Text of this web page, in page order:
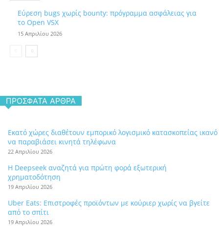
Εύρεση bugs χωρίς bounty: πρόγραμμα ασφάλειας για
το Open VSX
15 Απριλίου 2026
ΠΡΌΣΦΑΤΑ ΆΡΘΡΑ
Εκατό χώρες διαθέτουν εμπορικό λογισμικό κατασκοπείας ικανό
να παραβιάσει κινητά τηλέφωνα
22 Απριλίου 2026
Η Deepseek αναζητά για πρώτη φορά εξωτερική
χρηματοδότηση
19 Απριλίου 2026
Uber Eats: Επιστροφές προϊόντων με κούριερ χωρίς να βγείτε
από το σπίτι
19 Απριλίου 2026